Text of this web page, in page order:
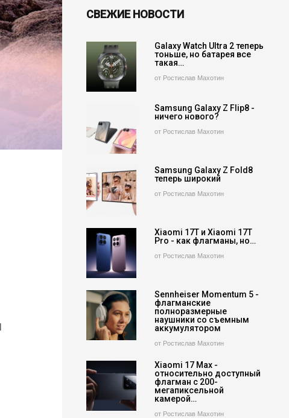
СВЕЖИЕ НОВОСТИ
Galaxy Watch Ultra 2 теперь
тоньше, но батарея все
такая…
от Ростислав Махотин
Samsung Galaxy Z Flip8 -
ничего нового?
от Ростислав Махотин
Samsung Galaxy Z Fold8
теперь широкий
от Ростислав Махотин
Xiaomi 17T и Xiaomi 17T
Pro - как флагманы, но…
от Ростислав Махотин
Sennheiser Momentum 5 -
флагманские
полноразмерные
наушники со съемным
аккумулятором
от Ростислав Махотин
Xiaomi 17 Max -
относительно доступный
флагман с 200-
мегапиксельной
камерой…
от Ростислав Махотин